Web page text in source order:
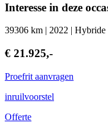
Interesse in deze
39306 km | 2022 | Hybride
€ 21.925,-
Proefrit aanvragen
inruilvoorstel
Offerte